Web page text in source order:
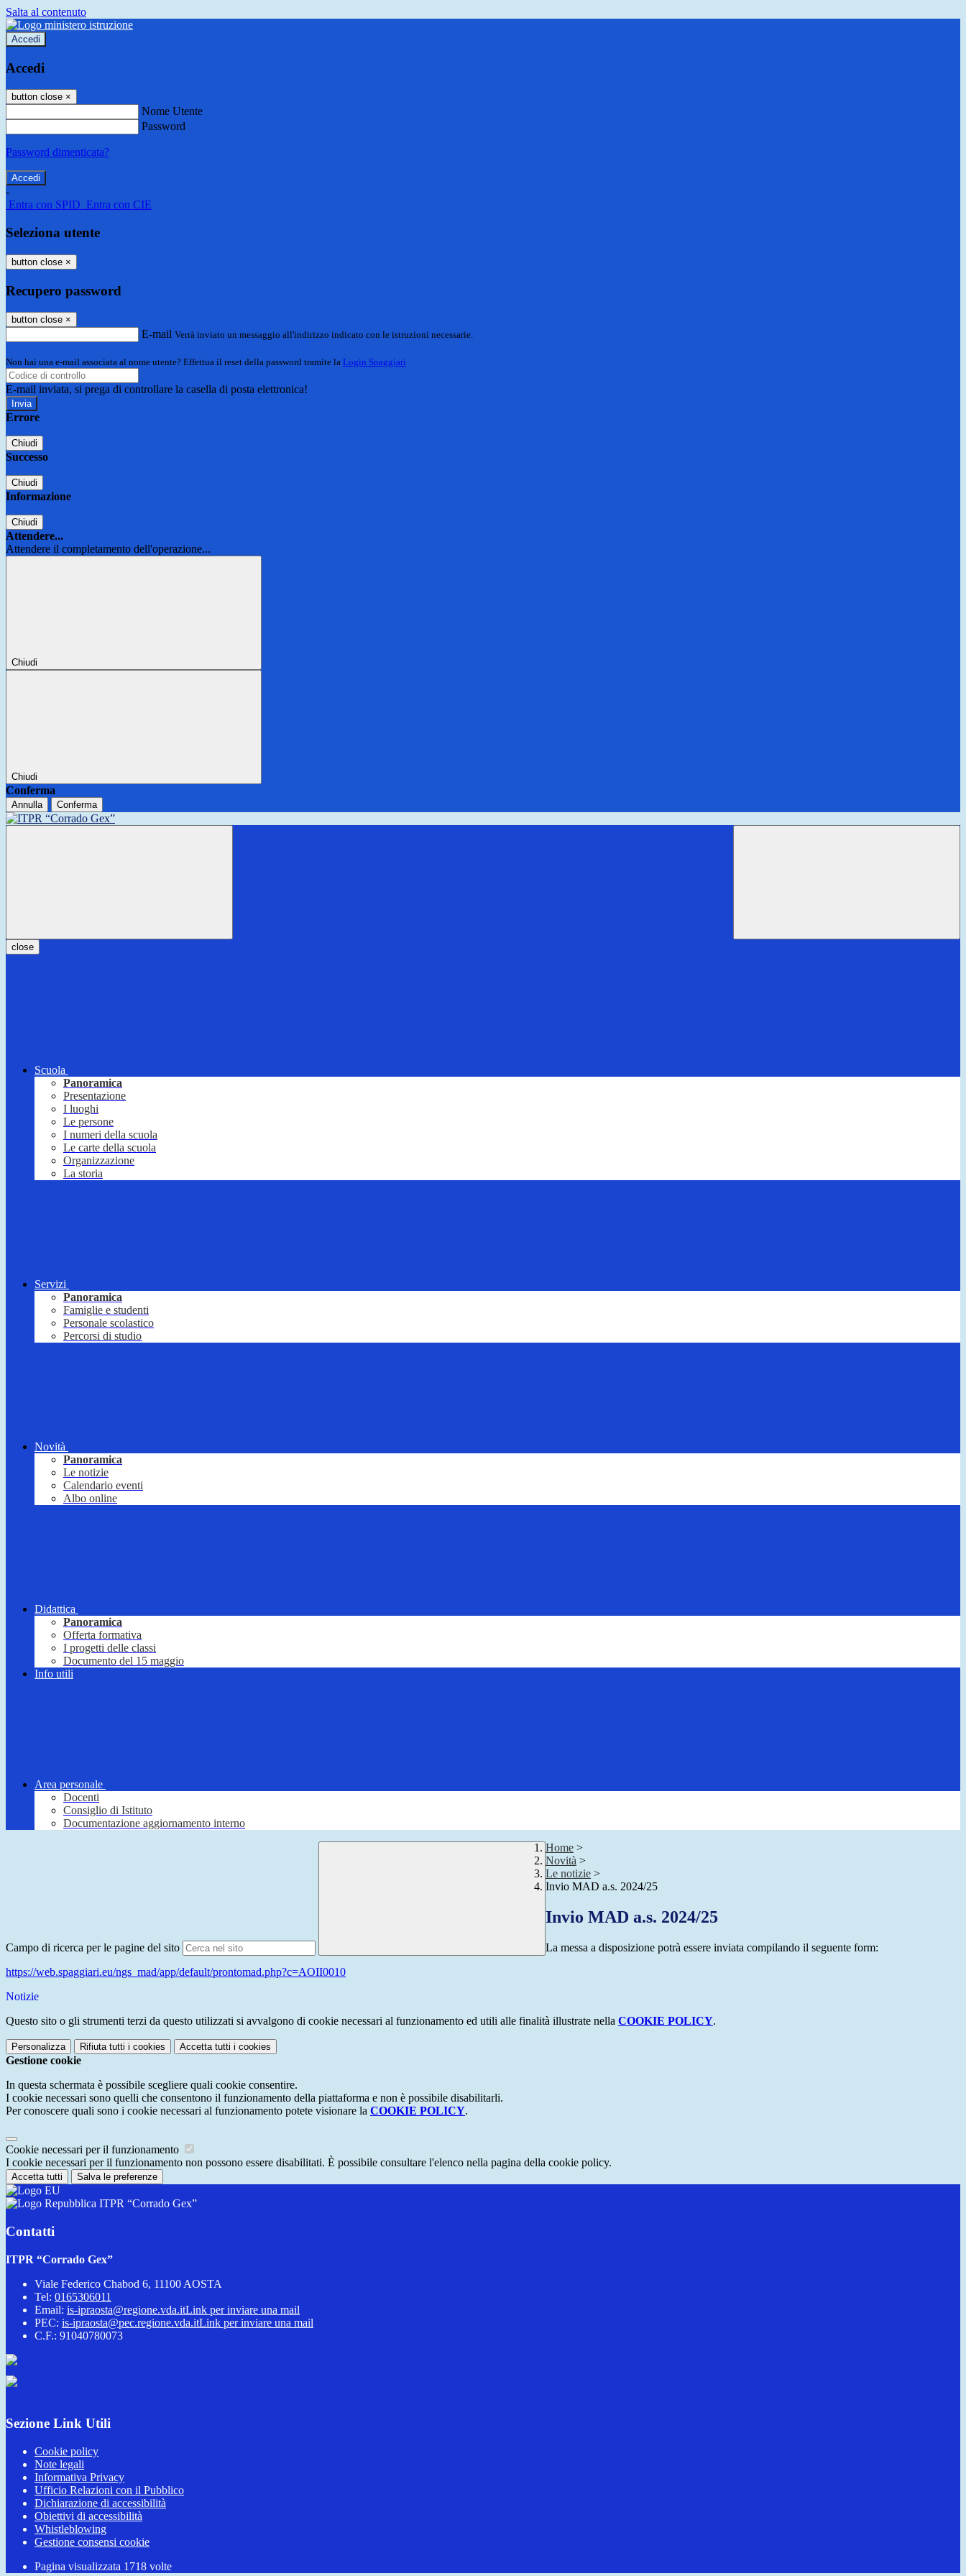
Salta al contenuto
Accedi
Accedi
button close ×
Nome Utente
Password
Password dimenticata?
-
Entra con SPID Entra con CIE
Seleziona utente
button close ×
Recupero password
button close ×
E-mail Verrà inviato un messaggio all'indirizzo indicato con le istruzioni necessarie.
Non hai una e-mail associata al nome utente? Effettua il reset della password tramite la Login Spaggiari
E-mail inviata, si prega di controllare la casella di posta elettronica!
Errore
Chiudi
Successo
Chiudi
Informazione
Chiudi
Attendere...
Attendere il completamento dell'operazione...
Chiudi
Chiudi
Conferma
Annulla Conferma
close
Scuola
Panoramica
Presentazione
I luoghi
Le persone
I numeri della scuola
Le carte della scuola
Organizzazione
La storia
Servizi
Panoramica
Famiglie e studenti
Personale scolastico
Percorsi di studio
Novità
Panoramica
Le notizie
Calendario eventi
Albo online
Didattica
Panoramica
Offerta formativa
I progetti delle classi
Documento del 15 maggio
Info utili
Area personale
Docenti
Consiglio di Istituto
Documentazione aggiornamento interno
Campo di ricerca per le pagine del sito
Home >
Novità >
Le notizie >
Invio MAD a.s. 2024/25
Invio MAD a.s. 2024/25
La messa a disposizione potrà essere inviata compilando il seguente form:
https://web.spaggiari.eu/ngs_mad/app/default/prontomad.php?c=AOII0010
Notizie
Questo sito o gli strumenti terzi da questo utilizzati si avvalgono di cookie necessari al funzionamento ed utili alle finalità illustrate nella COOKIE POLICY.
Personalizza Rifiuta tutti i cookies Accetta tutti i cookies
Gestione cookie
In questa schermata è possibile scegliere quali cookie consentire.
I cookie necessari sono quelli che consentono il funzionamento della piattaforma e non è possibile disabilitarli.
Per conoscere quali sono i cookie necessari al funzionamento potete visionare la COOKIE POLICY.
Cookie necessari per il funzionamento
I cookie necessari per il funzionamento non possono essere disabilitati. È possibile consultare l'elenco nella pagina della cookie policy.
Accetta tutti Salva le preferenze
ITPR “Corrado Gex”
Contatti
ITPR “Corrado Gex”
Viale Federico Chabod 6, 11100 AOSTA
Tel: 0165306011
Email: is-ipraosta@regione.vda.itLink per inviare una mail
PEC: is-ipraosta@pec.regione.vda.itLink per inviare una mail
C.F.: 91040780073
Sezione Link Utili
Cookie policy
Note legali
Informativa Privacy
Ufficio Relazioni con il Pubblico
Dichiarazione di accessibilità
Obiettivi di accessibilità
Whistleblowing
Gestione consensi cookie
Pagina visualizzata 1718 volte